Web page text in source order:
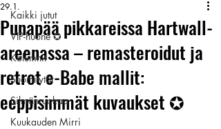
Kaikki jutut
VIP-huone ✪
Kolumnit
Suomitytöt
Silmänruokaa
Kuukauden Mirri
Punapää pikkareissa Hartwall-
areenassa – remasteroidut ja
retrot e-Babe mallit:
eeppisimmät kuvaukset ✪
29.1.